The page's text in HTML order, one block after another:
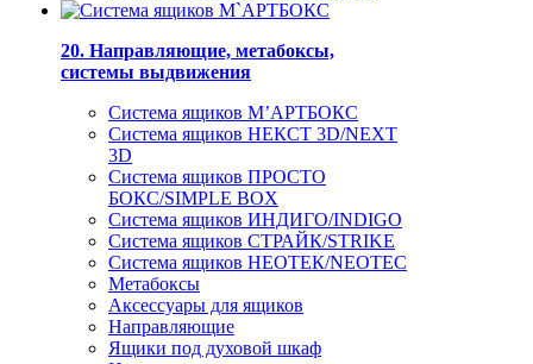
20. Направляющие, метабоксы,
системы выдвижения
Система ящиков М’АРТБОКС
Система ящиков НЕКСТ 3D/NEXT
3D
Система ящиков ПРОСТО
БОКС/SIMPLE BOX
Система ящиков ИНДИГО/INDIGO
Система ящиков СТРАЙК/STRIKE
Система ящиков НЕОТЕК/NEOTEC
Метабоксы
Аксессуары для ящиков
Направляющие
Ящики под духовой шкаф